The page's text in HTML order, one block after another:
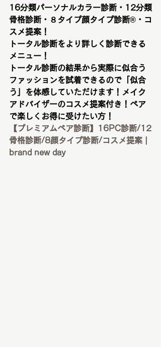
16分類パーソナルカラー診断・12分類
骨格診断・８タイプ顔タイプ診断®︎・コ
スメ提案！
トータル診断をより詳しく診断できる
メニュー！
トータル診断の結果から実際に似合う
ファッションを試着できるので「似合
う」を体感していただけます！メイク
アドバイザーのコスメ提案付き！ペア
で楽しくお得に受けたい方！
【プレミアムペア診断】16PC診断/12
骨格診断/8顔タイプ診断/コスメ提案 |
brand new day